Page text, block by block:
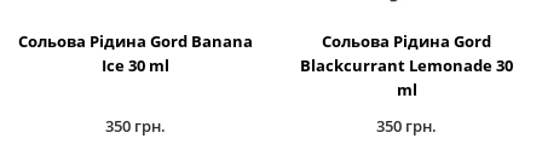
Сольова Рідина Gord Banana
Ice 30 ml
350 грн.
Сольова Рідина Gord
Blackcurrant Lemonade 30
ml
350 грн.